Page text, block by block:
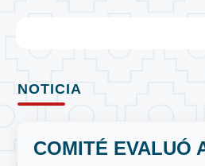
NOTICIA
COMITÉ EVALUÓ